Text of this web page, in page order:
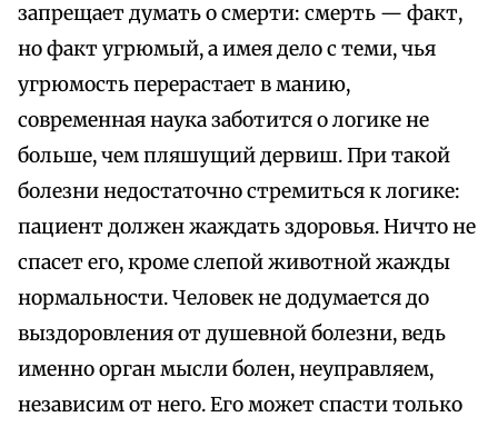
запрещает думать о смерти: смерть — факт,
но факт угрюмый, а имея дело с теми, чья
угрюмость перерастает в манию,
современная наука заботится о логике не
больше, чем пляшущий дервиш. При такой
болезни недостаточно стремиться к логике:
пациент должен жаждать здоровья. Ничто не
спасет его, кроме слепой животной жажды
нормальности. Человек не додумается до
выздоровления от душевной болезни, ведь
именно орган мысли болен, неуправляем,
независим от него. Его может спасти только